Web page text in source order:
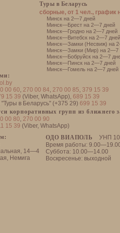
00 60, 270 00 84, 270 00 85, 379 15 39
15 39 (Viber, WhatsApp), 689 15 39
в Беларусь" (+375 29) 699 15 39
корпоративных групп из ближнего
00 80, 270 00 90
15 39 (Viber, WhatsApp)
ОДО ВИАПОЛЬ
УНП
Время работы:
Суббота: 10.00—14.00
Воскресенье: выходной
14—4
Немига
Туры в Беларусь
сборные, от 1 чел., график
Минск на 2—7 дней
Минск—Брест на 2—7 дней
Минск—Гродно на 2—7 дней
Минск—Витебск на 2—7 дней
Минск—Замки (Несвиж) на
Минск—Замки (Мир) на 2—7
Минск—Бобруйск на 2—7
Минск—Пинск на 2—7 дней
Минск—Гомель на 2—7 дней